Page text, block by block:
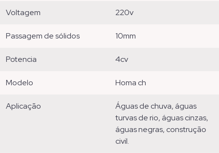
voltagem 220v
passagem de sólidos 10mm
potencia 4cv
modelo homa ch
aplicação
águas de chuva, águas
turvas de rio, águas cinzas,
águas negras, construção
civil.